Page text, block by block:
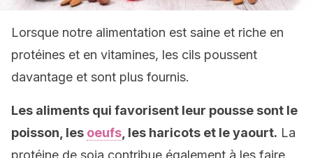
Lorsque notre alimentation est saine et riche en
protéines et en vitamines, les cils poussent
davantage et sont plus fournis.
Les aliments qui favorisent leur pousse sont le
poisson, les oeufs , les haricots et le yaourt. La
protéine de soja contribue également à les faire